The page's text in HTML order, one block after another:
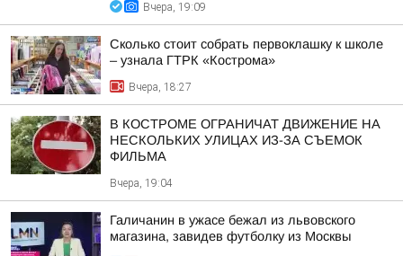
Вчера, 19:09
Сколько стоит собрать первоклашку к школе
– узнала ГТРК «Кострома»
Вчера, 18:27
В КОСТРОМЕ ОГРАНИЧАТ ДВИЖЕНИЕ НА
НЕСКОЛЬКИХ УЛИЦАХ ИЗ-ЗА СЪЕМОК
ФИЛЬМА
Вчера, 19:04
Галичанин в ужасе бежал из львовского
магазина, завидев футболку из Москвы